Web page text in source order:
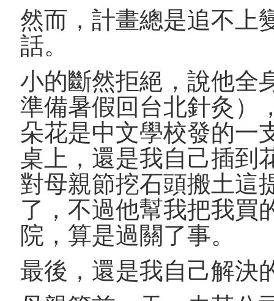
然而，計畫總是追不上
話。
小的斷然拒絕，說他全
準備暑假回台北針灸）
朵花是中文學校發的一
桌上，還是我自己插到
對母親節挖石頭搬土這
了，不過他幫我把我買
院，算是過關了事。
最後，還是我自己解決